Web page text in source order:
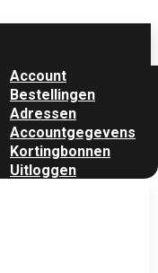
Account
Bestellingen
Adressen
Accountgegevens
Kortingbonnen
Uitloggen